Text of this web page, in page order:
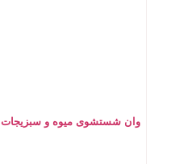
وان شستشوی میوه و سبزیجات